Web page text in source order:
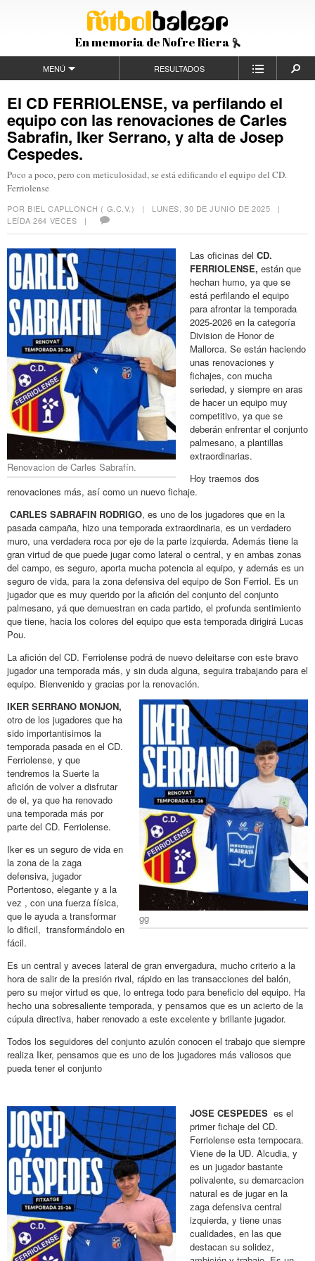
En memoria de Nofre Riera
MENÚ RESULTADOS
El CD FERRIOLENSE, va perfilando el
equipo con las renovaciones de Carles
Sabrafin, Iker Serrano, y alta de Josep
Cespedes.
Poco a poco, pero con meticulosidad, se está edificando el equipo del CD.
Ferriolense
POR BIEL CAPLLONCH ( G.C.V.) | LUNES, 30 DE JUNIO DE 2025 |
LEÍDA 264 VECES |
Renovacion de Carles Sabrafín.
Las oficinas del CD.
FERRIOLENSE, están que
hechan humo, ya que se
está perfilando el equipo
para afrontar la temporada
2025-2026 en la categoría
Division de Honor de
Mallorca. Se están haciendo
unas renovaciones y
fichajes, con mucha
seriedad, y siempre en aras
de hacer un equipo muy
competitivo, ya que se
deberán enfrentar el conjunto
palmesano, a plantillas
extraordinarias.
Hoy traemos dos
renovaciones más, así como un nuevo fichaje.
CARLES SABRAFIN RODRIGO, es uno de los jugadores que en la
pasada campaña, hizo una temporada extraordinaria, es un verdadero
muro, una verdadera roca por eje de la parte izquierda. Además tiene la
gran virtud de que puede jugar como lateral o central, y en ambas zonas
del campo, es seguro, aporta mucha potencia al equipo, y además es un
seguro de vida, para la zona defensiva del equipo de Son Ferriol. Es un
jugador que es muy querido por la afición del conjunto del conjunto
palmesano, yá que demuestran en cada partido, el profunda sentimiento
que tiene, hacia los colores del equipo que esta temporada dirigirá Lucas
Pou.
La afición del CD. Ferriolense podrá de nuevo deleitarse con este bravo
jugador una temporada más, y sin duda alguna, seguira trabajando para el
equipo. Bienvenido y gracias por la renovación.
gg
IKER SERRANO MONJON,
otro de los jugadores que ha
sido importantisimos la
temporada pasada en el CD.
Ferriolense, y que
tendremos la Suerte la
afición de volver a disfrutar
de el, ya que ha renovado
una temporada más por
parte del CD. Ferriolense.
Iker es un seguro de vida en
la zona de la zaga
defensiva, jugador
Portentoso, elegante y a la
vez , con una fuerza física,
que le ayuda a transformar
lo dificil, transformándolo en
fácil.
Es un central y aveces lateral de gran envergadura, mucho criterio a la
hora de salir de la presión rival, rápido en las transacciones del balón,
pero su mejor virtud es que, lo entrega todo para beneficio del equipo. Ha
hecho una sobresaliente temporada, y pensamos que es un acierto de la
cúpula directiva, haber renovado a este excelente y brillante jugador.
Todos los seguidores del conjunto azulón conocen el trabajo que siempre
realiza Iker, pensamos que es uno de los jugadores más valiosos que
pueda tener el conjunto
JOSE CESPEDES es el
primer fichaje del CD.
Ferriolense esta tempocara.
Viene de la UD. Alcudia, y
es un jugador bastante
polivalente, su demarcacion
natural es de jugar en la
zaga defensiva central
izquierda, y tiene unas
cualidades, en las que
destacan su solidez,